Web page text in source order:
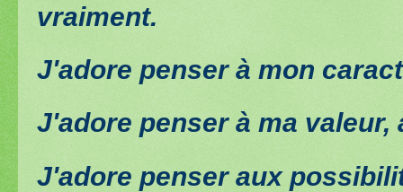
vraiment.
J'adore penser à mon
J'adore penser à ma valeur,
J'adore penser aux